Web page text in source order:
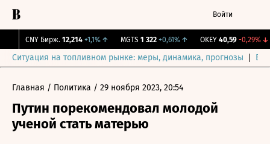
Войти
CNY Бирж. 12,214 +1,1% ↑ MGTS 1 322 +0,61% ↑ OKEY 40,59 -0,29% ↓
Ситуация на топливном рынке: меры, динамика, прогнозы
Главная / Политика / 29 ноября 2023, 20:54
Путин порекомендовал молодой
ученой стать матерью